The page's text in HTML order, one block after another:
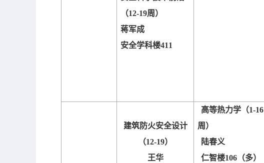
（12-19周）
蒋军成
安全学科楼411
建筑防火安全设计
（12-19）
王华
高等热力学（1-16
周）
陆春义
仁智楼106 （多）